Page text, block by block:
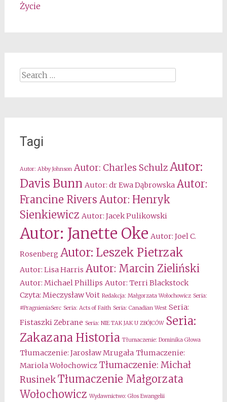
Życie
Search
Tagi
Autor: Abby Johnson Autor: Charles SchulzAutor:
Davis Bunn Autor: dr Ewa Dąbrowska Autor:
Francine Rivers Autor: Henryk
Sienkiewicz Autor: Jacek Pulikowski
Autor: Janette Oke Autor: Joel C.
Rosenberg Autor: Leszek Pietrzak
Autor: Lisa Harris Autor: Marcin Zieliński
Autor: Michael Phillips Autor: Terri Blackstock
Czyta: Mieczysław Voit Redakcja: Małgorzata Wołochowicz Seria:
#PragnieniaSerc Seria: Acts of Faith Seria: Canadian West Seria:
Fistaszki Zebrane Seria: NIE TAK JAK U ZBÓJCÓW Seria:
Zakazana Historia Tłumaczenie: Dominika Głowa
Tłumaczenie: Jarosław Mrugała Tłumaczenie:
Mariola Wołochowicz Tłumaczenie: Michał
RusinekTłumaczenie Małgorzata
Wołochowicz Wydawnictwo: Głos Ewangelii